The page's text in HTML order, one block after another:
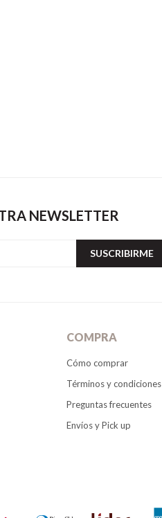
COMPRA
Cómo comprar
Términos y condiciones
Preguntas frecuentes
Envíos y Pick up
NEWSLETTER
SUSCRIBIRME